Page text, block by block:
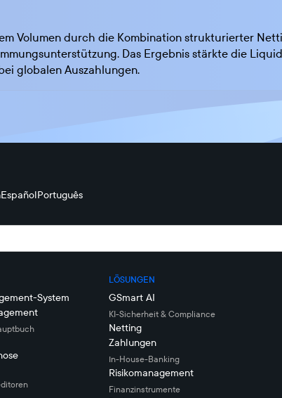
Volumen durch die Kombination strukturierter
Das Ergebnis stärkte die
globalen Auszahlungen.
EspañolPortuguês
System
LÖSUNGEN
GSmart AI
KI-Sicherheit & Compliance
Netting
Zahlungen
In-House-Banking
Risikomanagement
Finanzinstrumente